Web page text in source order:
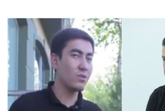
Озодлик бошқа тилларда